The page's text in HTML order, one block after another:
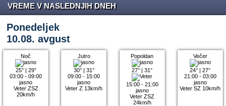
VREME V NASLEDNJIH DNEH
Ponedeljek
10.08. avgust
Noč
25°| 29°
03:00 - 09:00
jasno
Veter ZSZ
20km/h
Jutro
30°| 31°
09:00 - 15:00
jasno
Veter Z 13km/h
Popoldan
27° |31°
15:00 - 21:00
jasno
Veter ZSZ
24km/h
Večer
24° |27°
21:00 - 03:00
jasno
Veter SZ 10km/h